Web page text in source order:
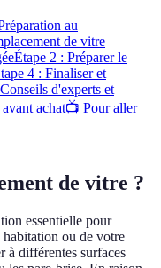
au
de vitre
Étape 2 : Préparer le
4 : Finaliser et
Conseils d'experts et
achat📺 Pour aller
de vitre ?
essentielle pour
ou de votre
à différentes surfaces